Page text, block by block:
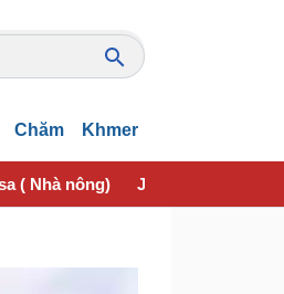
Chăm Khmer
( Nhà nông) Jơhngơ̆m pran